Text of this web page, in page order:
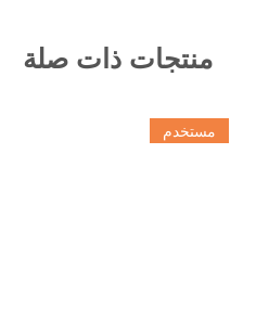
منتجات ذات صلة
مستخدم